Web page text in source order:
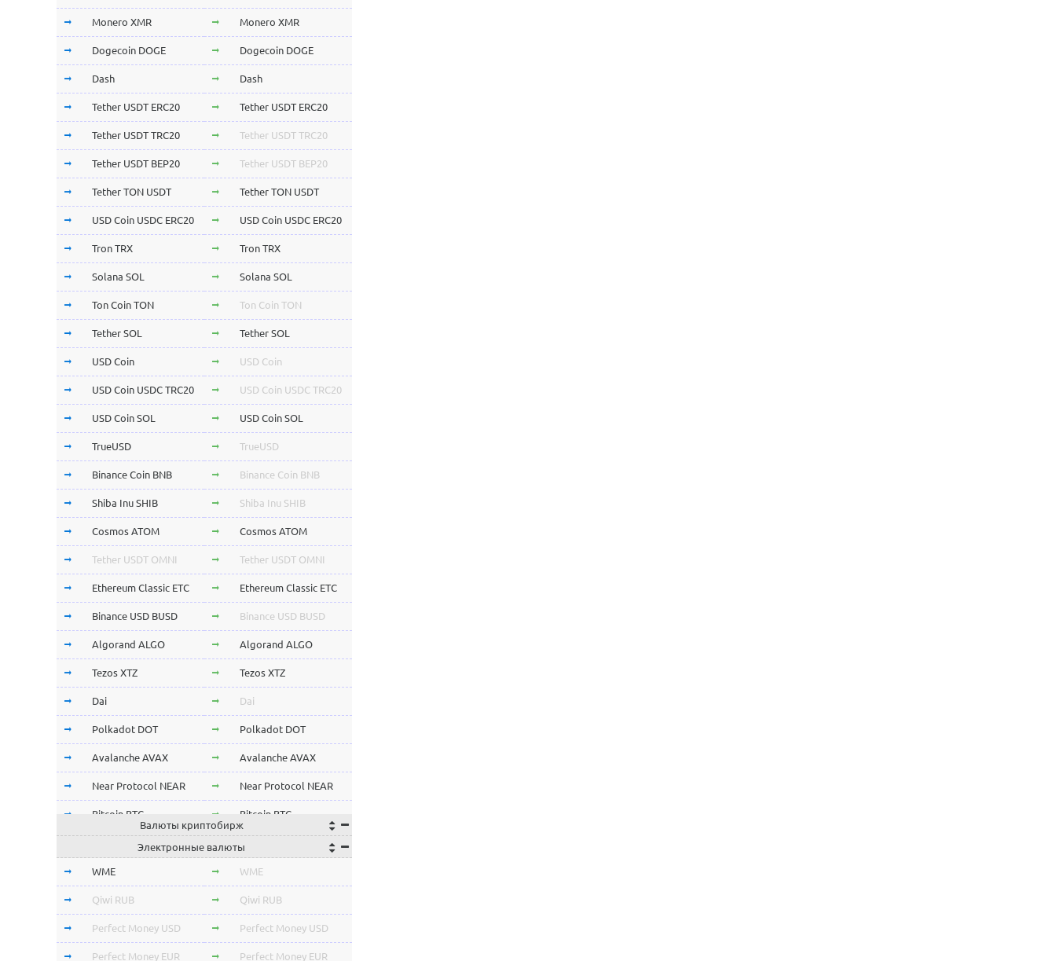
Monero XMR Monero XMR
Dogecoin DOGE Dogecoin DOGE
Dash Dash
Tether USDT ERC20 Tether USDT ERC20
Tether USDT TRC20 Tether USDT TRC20
Tether USDT BEP20 Tether USDT BEP20
Tether TON USDT Tether TON USDT
USD Coin USDC ERC20 USD Coin USDC ERC20
Tron TRX Tron TRX
Solana SOL Solana SOL
Ton Coin TON Ton Coin TON
Tether SOL Tether SOL
USD Coin USD Coin
USD Coin USDC TRC20 USD Coin USDC TRC20
USD Coin SOL USD Coin SOL
TrueUSD TrueUSD
Binance Coin BNB Binance Coin BNB
Shiba Inu SHIB Shiba Inu SHIB
Cosmos ATOM Cosmos ATOM
Tether USDT OMNI Tether USDT OMNI
Ethereum Classic ETC Ethereum Classic ETC
Binance USD BUSD Binance USD BUSD
Algorand ALGO Algorand ALGO
Tezos XTZ Tezos XTZ
Dai Dai
Polkadot DOT Polkadot DOT
Avalanche AVAX Avalanche AVAX
Near Protocol NEAR Near Protocol NEAR
Bitcoin BTC Bitcoin BTC
Terra LUNA
Cardano ADA Cardano ADA
OmiseGo OMG OmiseGo OMG
Verge XVG Verge XVG
BitTorrent BTT BitTorrent BTT
Валюты криптобирж
Электронные валюты
WME WME
Qiwi RUB Qiwi RUB
Perfect Money USD Perfect Money USD
Perfect Money EUR Perfect Money EUR